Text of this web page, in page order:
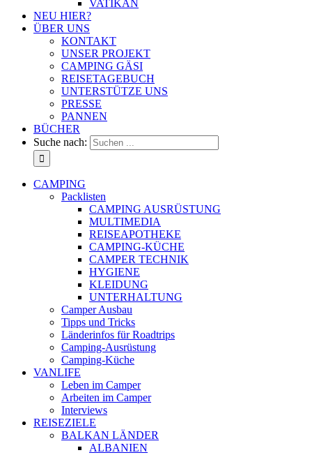
VATIKAN
NEU HIER?
ÜBER UNS
KONTAKT
UNSER PROJEKT
CAMPING GÄSI
REISETAGEBUCH
UNTERSTÜTZE UNS
PRESSE
PANNEN
BÜCHER
Suche nach:
CAMPING
Packlisten
CAMPING AUSRÜSTUNG
MULTIMEDIA
REISEAPOTHEKE
CAMPING-KÜCHE
CAMPER TECHNIK
HYGIENE
KLEIDUNG
UNTERHALTUNG
Camper Ausbau
Tipps und Tricks
Länderinfos für Roadtrips
Camping-Ausrüstung
Camping-Küche
VANLIFE
Leben im Camper
Arbeiten im Camper
Interviews
REISEZIELE
BALKAN LÄNDER
ALBANIEN